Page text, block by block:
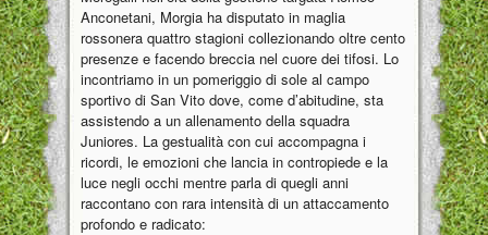
Anconetani, Morgia ha disputato in maglia
rossonera quattro stagioni collezionando oltre cento
presenze e facendo breccia nel cuore dei tifosi. Lo
incontriamo in un pomeriggio di sole al campo
sportivo di San Vito dove, come d’abitudine, sta
assistendo a un allenamento della squadra
Juniores. La gestualità con cui accompagna i
ricordi, le emozioni che lancia in contropiede e la
luce negli occhi mentre parla di quegli anni
raccontano con rara intensità di un attaccamento
profondo e radicato: